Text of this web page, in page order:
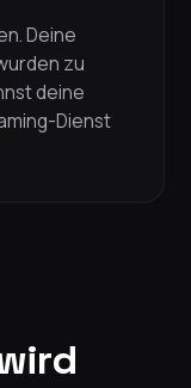
Deine
zu
deine
Dienst